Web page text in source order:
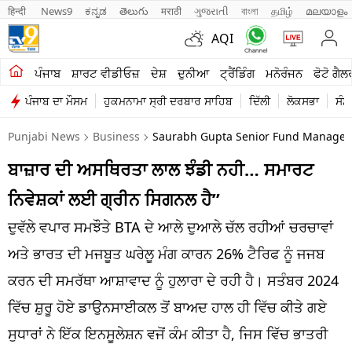
हिन्दी News9 ಕನ್ನಡ తెలుగు मराठी ગુજરાતી বাংলা தமிழ் മലയാളം
AQI
ਪੰਜਾਬ ਸ਼ਾਰਟ ਵੀਡੀਓਜ਼ ਦੇਸ਼ ਦੁਨੀਆ ਟ੍ਰੈਂਡਿੰਗ ਮਨੋਰੰਜਨ ਫੋਟੋ
ਪੰਜਾਬ ਦਾ ਮੌਸਮ ਹੁਕਮਨਾਮਾ ਸ੍ਰੀ ਦਰਬਾਰ ਸਾਹਿਬ ਦਿੱਲੀ ਲੋਕਸਭਾ
ਖੇਤੀਬਾੜੀ
ਸ਼ਾਰਟ ਵੀਡੀਓਜ਼
ਕਾਰੋਬਾਰ
ਕਰਿਅਰ
ਮਨੋਰੰਜਨ
ਦੇਸ਼
ਲਾਈਫ ਸਟਾਈਲ
ਪੰਜਾਬ
Punjabi News Business Saurabh Gupta Senior Fund
ਬਾਜ਼ਾਰ ਦੀ ਅਸਥਿਰਤਾ ਲਾਲ ਝੰਡੀ ਨਹੀ… ਸਮਾਰਟ
ਨਿਵੇਸ਼ਕਾਂ ਲਈ ਗ੍ਰੀਨ ਸਿਗਨਲ ਹੈ”
ਦੁਵੱਲੇ ਵਪਾਰ ਸਮਝੌਤੇ BTA ਦੇ ਆਲੇ ਦੁਆਲੇ ਚੱਲ ਰਹੀਆਂ ਚਰਚਾਵਾਂ
ਅਤੇ ਭਾਰਤ ਦੀ ਮਜਬੂਤ ਘਰੇਲੂ ਮੰਗ ਕਾਰਨ 26% ਟੈਰਿਫ ਨੂੰ ਜਜਬ
ਕਰਨ ਦੀ ਸਮਰੱਥਾ ਆਸ਼ਾਵਾਦ ਨੂੰ ਹੁਲਾਰਾ ਦੇ ਰਹੀ ਹੈ। ਸਤੰਬਰ 2024
ਵਿੱਚ ਸ਼ੁਰੂ ਹੋਏ ਡਾਉਨਸਾਈਕਲ ਤੋਂ ਬਾਅਦ ਹਾਲ ਹੀ ਵਿੱਚ ਕੀਤੇ ਗਏ
ਸੁਧਾਰਾਂ ਨੇ ਇੱਕ ਇਨਸੂਲੇਸ਼ਨ ਵਜੋਂ ਕੰਮ ਕੀਤਾ ਹੈ, ਜਿਸ ਵਿੱਚ ਭਾਤਰੀ